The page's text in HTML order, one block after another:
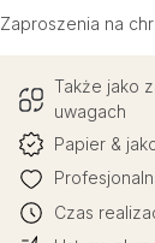
Zaproszenia na
Także jako
uwagach
Papier &
Czas